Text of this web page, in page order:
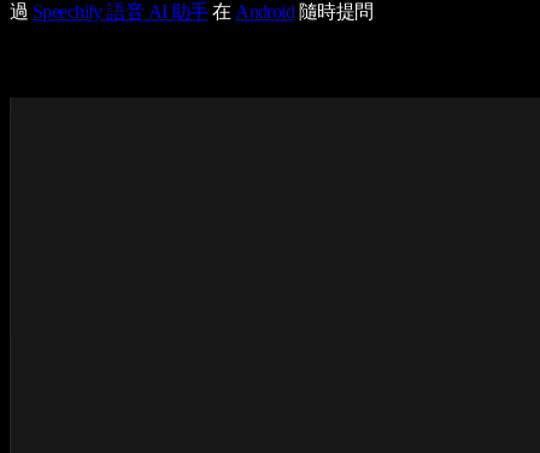
過 Speechify 語音 AI 助手在 Android 隨時提問